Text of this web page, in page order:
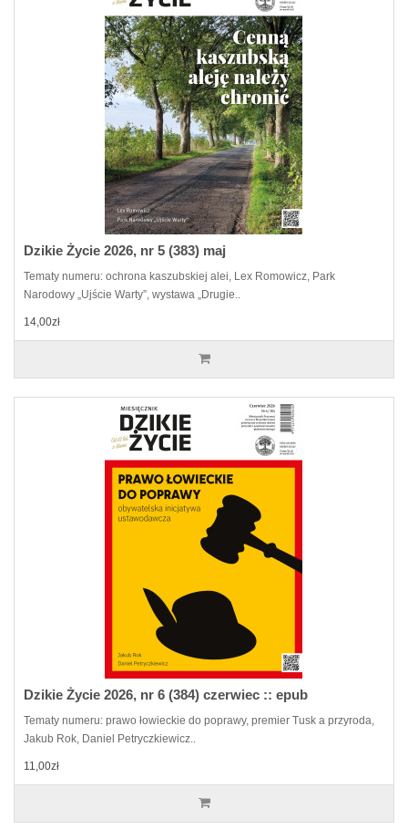
Dzikie Życie 2026, nr 5 (383) maj
Tematy numeru: ochrona kaszubskiej alei, Lex Romowicz, Park
Narodowy „Ujście Warty”, wystawa „Drugie..
14,00zł
Dzikie Życie 2026, nr 6 (384) czerwiec :: epub
Tematy numeru: prawo łowieckie do poprawy, premier Tusk a przyroda,
Jakub Rok, Daniel Petryczkiewicz..
11,00zł